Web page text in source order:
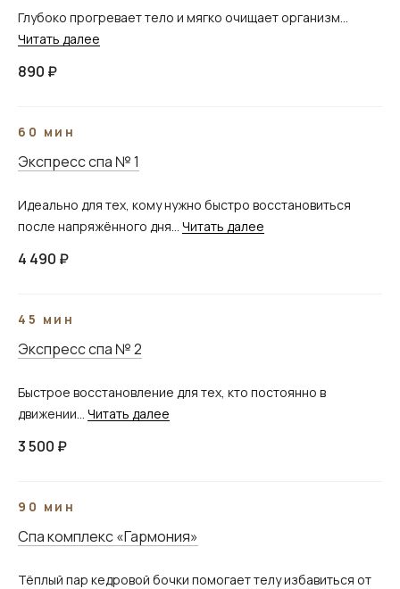
Глубоко прогревает тело и мягко очищает организм...
Читать далее
890 ₽
60 мин
Экспресс спа № 1
Идеально для тех, кому нужно быстро восстановиться
после напряжённого дня... Читать далее
4 490 ₽
45 мин
Экспресс спа № 2
Быстрое восстановление для тех, кто постоянно в
движении... Читать далее
3 500 ₽
90 мин
Спа комплекс «Гармония»
Тёплый пар кедровой бочки помогает телу избавиться от